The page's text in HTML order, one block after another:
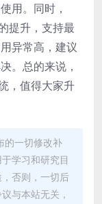
用。同时，
提升，支持最
异常高，建议
。总的来说，
，值得大家升
的一切修改补
学习和研究目
否则，一切后
与本站无关，